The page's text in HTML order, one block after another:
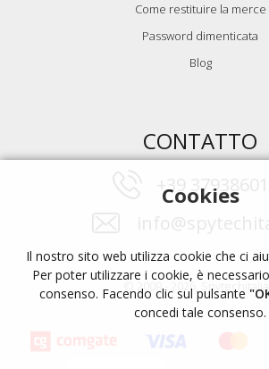
Come restituire la merce
Password dimenticata
Blog
CONTATTO
+39
© 2009 - 2026,
Cookies
Il nostro sito web utilizza cookie che ci
Per poter utilizzare i cookie, è
consenso. Facendo clic sul pulsante
concedi tale consenso.